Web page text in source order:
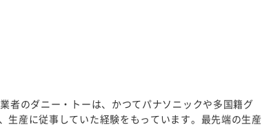
者のダニー・トーは、かつてパナソニックや多国籍グ
生産に従事していた経験をもっています。最先端の生産